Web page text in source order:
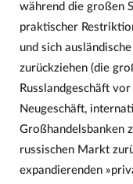
während die großen
praktischer
und sich
zurückziehen (die
Russlandgeschäft
Neugeschäft,
Großhandelsbanken
russischen Markt
expandierenden